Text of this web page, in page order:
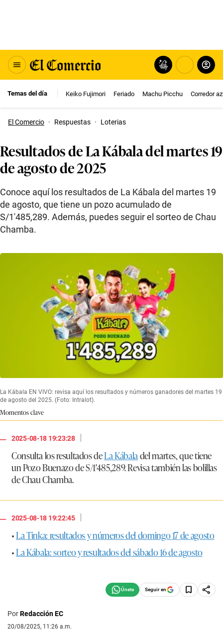
Temas del día Keiko Fujimori Feriado Machu Picchu Corredor
El Comercio · Respuestas · Loterias
Resultados de La Kábala del martes 19
de agosto de 2025
Conoce aquí los resultados de La Kábala del martes 19
de agosto, que tiene un pozo acumulado de
S/1′485,289. Además, puedes seguir el sorteo de Chau
Chamba.
La Kábala EN VIVO: revisa aquí los resultados y números ganadores del martes 19
de agosto del 2025. (Foto: Intralot).
Momentos clave
2025-08-18 19:23:28
|
Consulta los resultados deLa Kábaladel martes, que tiene
un Pozo Buenazo deS/1′485,289. Revisa también las bolillas
de Chau Chamba.
2025-08-18 19:22:45
|
•La Tinka: resultados y números del domingo 17 de agosto
•La Kábala: sorteo y resultados del sábado 16 de agosto
Seguir en
PorRedacción EC
20/08/2025, 11:26 a.m.